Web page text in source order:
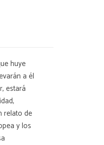
huye
a él
estará
relato de
y los